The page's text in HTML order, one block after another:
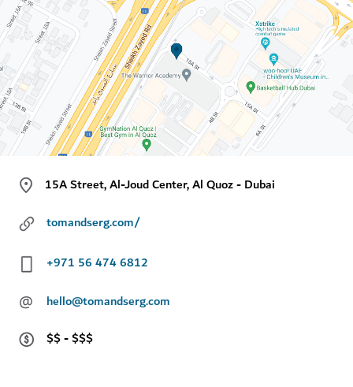
15A Street, Al-Joud Center, Al Quoz - Dubai
tomandserg.com/
+971 56 474 6812
@
hello@tomandserg.com
$$ - $$$